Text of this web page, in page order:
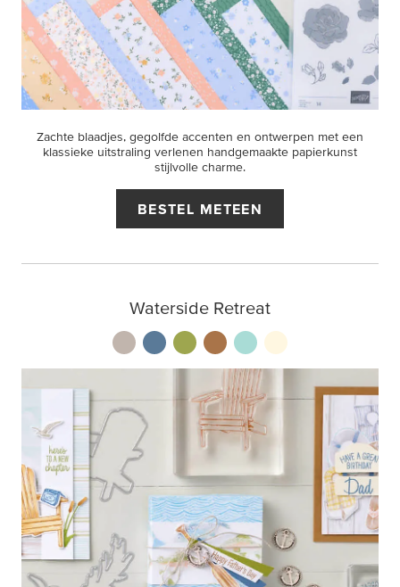
Zachte blaadjes, gegolfde accenten en ontwerpen met een
klassieke uitstraling verlenen handgemaakte papierkunst
stijlvolle charme.
BESTEL METEEN
Waterside Retreat